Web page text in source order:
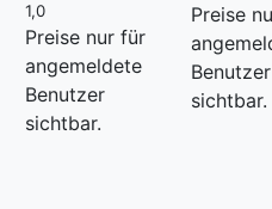
1,0
Preise nur für
angemeldete
Benutzer
sichtbar.
Preise
Benutzer
sichtbar.